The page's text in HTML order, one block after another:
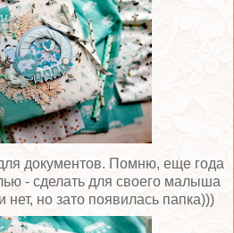
документов. Помню, еще года
- сделать для своего малыша
но зато появилась папка)))